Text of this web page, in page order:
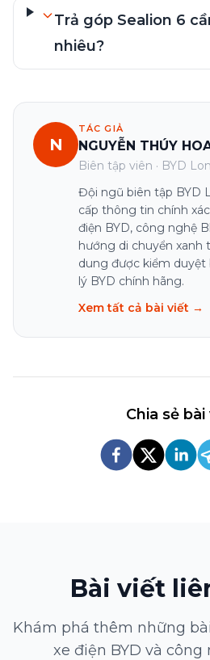
Trả góp Sealion 6
nhiêu?
N
TÁC GIẢ
NGUYỄN THÚY
Biên tập viên · BYD
Đội ngũ biên tập BYD
cấp thông tin chính
điện BYD, công nghệ
hướng di chuyển xanh
dung được kiểm duyệt
lý BYD chính hãng.
Xem tất cả bài viết →
Chia sẻ
Bài viết
Khám phá thêm những
xe điện BYD và